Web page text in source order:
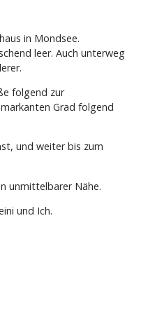
in Mondsee.
leer. Auch unterweg
folgend zur
Grad folgend
und weiter bis zum
unmittelbarer Nähe.
und Ich.